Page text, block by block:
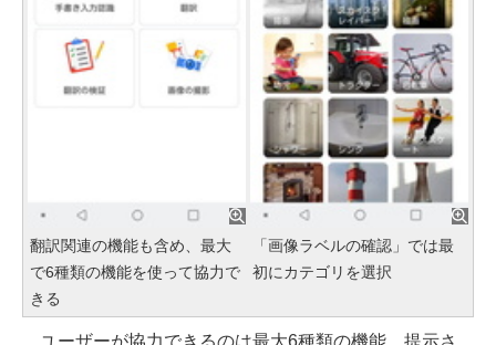
翻訳関連の機能も含め、最大
で6種類の機能を使って協力で
きる
「画像ラベルの確認」では最
初にカテゴリを選択
ユーザーが協力できるのは最大6種類の機能。提示さ